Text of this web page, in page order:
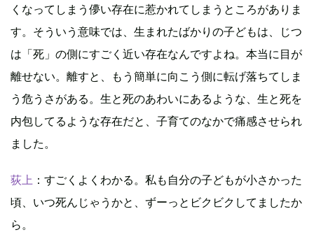
くなってしまう儚い存在に惹かれてしまうところがありま
す。そういう意味では、生まれたばかりの子どもは、じつ
は「死」の側にすごく近い存在なんですよね。本当に目が
離せない。離すと、もう簡単に向こう側に転げ落ちてしま
う危うさがある。生と死のあわいにあるような、生と死を
内包してるような存在だと、子育てのなかで痛感させられ
ました。
荻上 ：すごくよくわかる。私も自分の子どもが小さかった
頃、いつ死んじゃうかと、ずーっとビクビクしてましたか
ら。